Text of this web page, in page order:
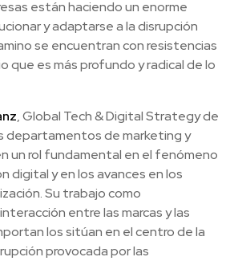
están haciendo un enorme
y adaptarse a la disrupción
se encuentran con resistencias
que es más profundo y radical de lo
, Global Tech & Digital Strategy de
departamentos de marketing y
un rol fundamental en el fenómeno
digital y en los avances en los
Su trabajo como
entre las marcas y las
los sitúan en el centro de la
provocada por las